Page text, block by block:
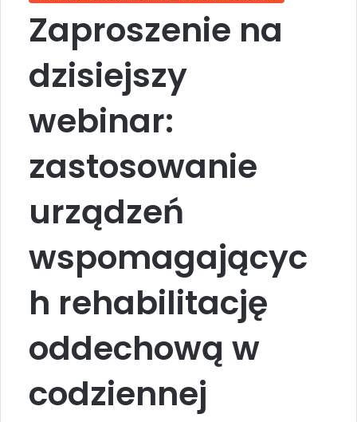
Zaproszenie na
dzisiejszy
webinar:
zastosowanie
urządzeń
wspomagającyc
h rehabilitację
oddechową w
codziennej